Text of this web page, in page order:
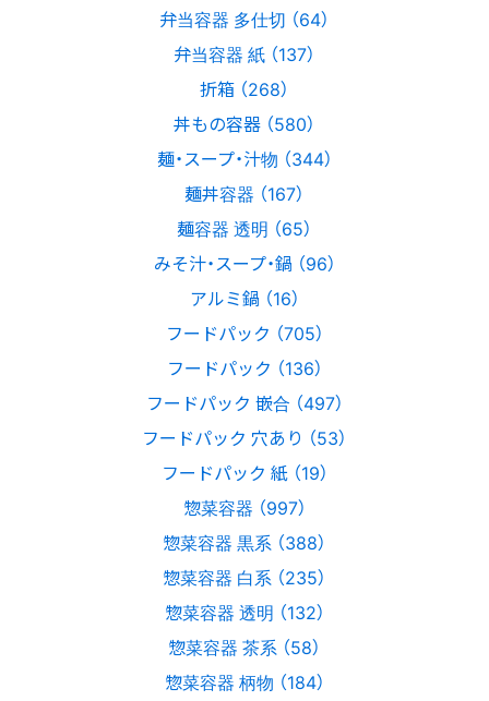
弁当容器 多仕切 （64）
弁当容器 紙 （137）
折箱 （268）
丼もの容器 （580）
麺・スープ・汁物 （344）
麺丼容器 （167）
麺容器 透明 （65）
みそ汁・スープ・鍋 （96）
アルミ鍋 （16）
フードパック （705）
フードパック （136）
フードパック 嵌合 （497）
フードパック 穴あり （53）
フードパック 紙 （19）
惣菜容器 （997）
惣菜容器 黒系 （388）
惣菜容器 白系 （235）
惣菜容器 透明 （132）
惣菜容器 茶系 （58）
惣菜容器 柄物 （184）